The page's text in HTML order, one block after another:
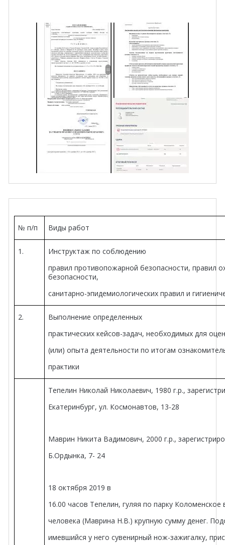
№ п/п Виды работ
1.
Инструктаж по соблюдению
правил противопожарной безопасности, правил
безопасности,
санитарно-эпидемиологических правил и
2.
Выполнение определенных
практических кейсов-задач, необходимых для
(или) опыта деятельности по итогам
практики
Тепелин Николай Николаевич, 1980 г.р.,
Екатеринбург, ул. Космонавтов, 13-28
Маврин Никита Вадимович, 2000 г.р.,
Б.Ордынка, 7- 24
18 октября 2019 в
16.00 часов Тепелин, гуляя по парку
человека (Маврина Н.В.) крупную сумму денег.
имевшийся у него сувенирный нож-зажигалку,